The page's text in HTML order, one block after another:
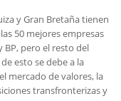
y Gran Bretaña tienen
50 mejores empresas
BP, pero el resto del
esto se debe a la
mercado de valores, la
transfronterizas y